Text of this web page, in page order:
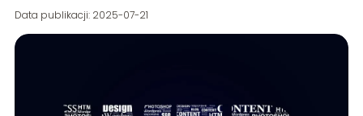
Data publikacji: 2025-07-21